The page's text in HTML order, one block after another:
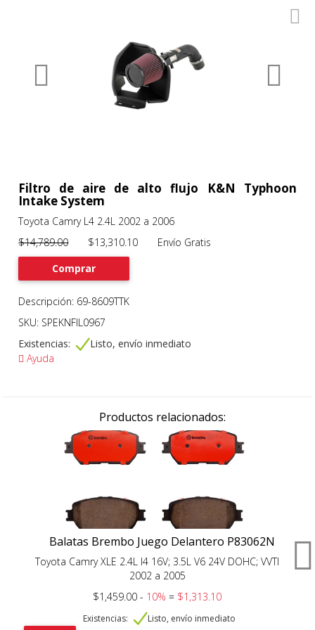
About
Previous
Filtro de aire de alto flujo K&N Typhoon
Intake System
Toyota Camry L4 2.4L 2002 a 2006
$14,789.00$13,310.10 Envío Gratis
Comprar
Descripción: 69-8609TTK
SKU: SPEKNFIL0967
Existencias:
Listo, envío inmediato
Ayuda
Productos relacionados:
Balatas Brembo Juego Delantero P83062N
Toyota Camry XLE 2.4L I4 16V; 3.5L V6 24V DOHC; VVTI
2002 a 2005
$1,459.00 - 10%= $1,313.10
Existencias: Listo, envío inmediato